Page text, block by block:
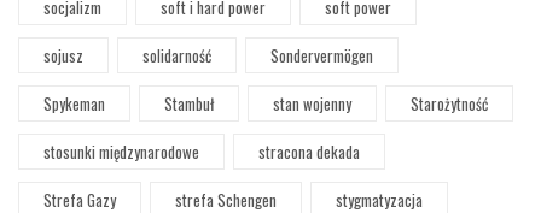
socjalizm
soft i hard power
soft power
sojusz
solidarność
Sondervermögen
Spykeman
Stambuł stan wojenny
Starożytność
stosunki międzynarodowe
stracona dekada
Strefa Gazy
strefa Schengen
stygmatyzacja